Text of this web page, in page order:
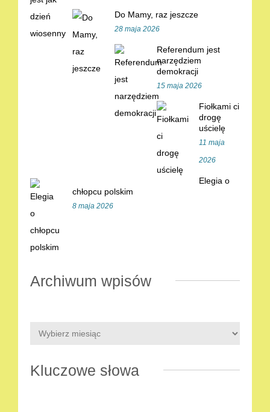
Do Mamy, raz jeszcze
28 maja 2026
Referendum jest
narzędziem
demokracji
15 maja 2026
Fiołkami ci
drogę
uścielę
11 maja
2026
Elegia o
chłopcu polskim
8 maja 2026
Archiwum wpisów
Kluczowe słowa